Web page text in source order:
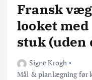
Fransk
looket
stuk (uden
Signe Krogh
Mål & planlægning før